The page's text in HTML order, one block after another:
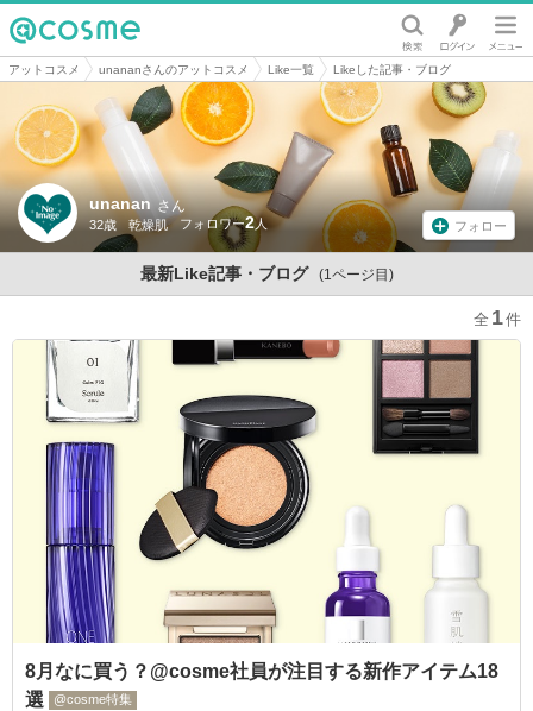
@cosme
アットコスメ unananさんのアットコスメ Like一覧 Likeした記事・ブログ
unanan さん
32歳 乾燥肌 2 フォロー
最新Like記事・ブログ (1ページ目)
1
8月なに買う？@cosme社員が注目する新作アイテム18
選
@cosme特集